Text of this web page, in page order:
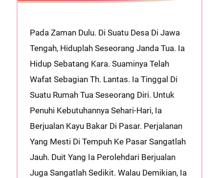
Pada Zaman Dulu. Di Suatu Desa Di Jawa
Tengah, Hiduplah Seseorang Janda Tua. Ia
Hidup Sebatang Kara. Suaminya Telah
Wafat Sebagian Th. Lantas. Ia Tinggal Di
Suatu Rumah Tua Seseorang Diri. Untuk
Penuhi Kebutuhannya Sehari-Hari, Ia
Berjualan Kayu Bakar Di Pasar. Perjalanan
Yang Mesti Di Tempuh Ke Pasar Sangatlah
Jauh. Duit Yang Ia Perolehdari Berjualan
Juga Sangatlah Sedikit. Walau Demikian, Ia